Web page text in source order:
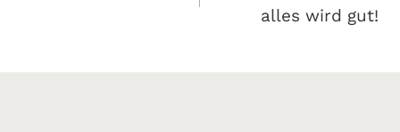
alles wird gut!